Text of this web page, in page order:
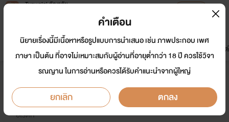
Tunwalai ธัญวลัย
หน้าแรก นิยาย อีบุ๊ก การ์ตูน
มาใหม่
ดรีมแชท ธัญลิสต์
ยอมให้คุณ.......(คุณอาที่รัก)
นักเขียน: กลิ่มหอม
อีโรติก
คำเตือน
นิยายเรื่องนี้มีเนื้อหาหรือรูปแบบการนำเสนอ เช่น ภาพประกอบ เพศ
ภาษา เป็นต้น ที่อาจไม่เหมาะสมกับผู้อ่านที่อายุต่ำกว่า 18 ปี ควรใช้วิจา
รณญาน ในการอ่านหรือควรได้รับคำแนะนำจากผู้ใหญ่
ยกเลิก ตกลง